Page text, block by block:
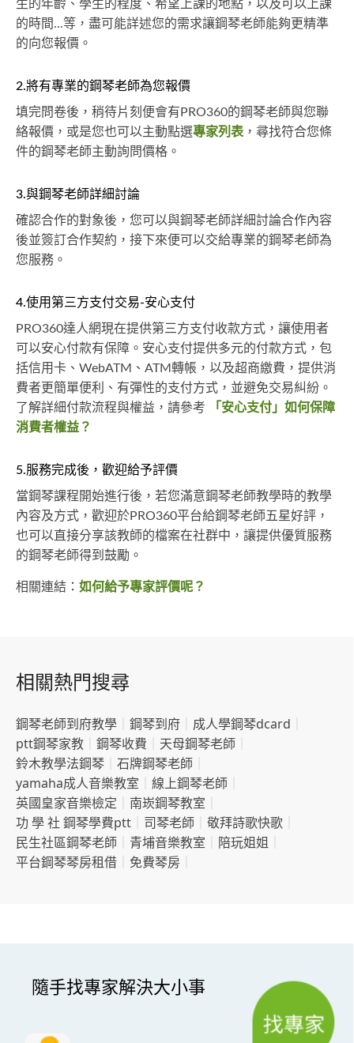
生的年齡、學生的程度、希望上課的地點，以及可以上課
的時間...等，盡可能詳述您的需求讓鋼琴老師能夠更精準
的向您報價。
2.將有專業的鋼琴老師為您報價
填完問卷後，稍待片刻便會有PRO360的鋼琴老師與您聯
絡報價，或是您也可以主動點選專家列表 ，尋找符合您條
件的鋼琴老師主動詢問價格。
3.與鋼琴老師詳細討論
確認合作的對象後，您可以與鋼琴老師詳細討論合作內容
後並簽訂合作契約，接下來便可以交給專業的鋼琴老師為
您服務。
4.使用第三方支付交易-安心支付
PRO360達人網現在提供第三方支付收款方式，讓使用者
可以安心付款有保障。安心支付提供多元的付款方式，包
括信用卡、WebATM、ATM轉帳，以及超商繳費，提供消
費者更簡單便利、有彈性的支付方式，並避免交易糾紛。
了解詳細付款流程與權益，請參考
「安心支付」如何保障
消費者權益？
5.服務完成後，歡迎給予評價
當鋼琴課程開始進行後，若您滿意鋼琴老師教學時的教學
內容及方式，歡迎於PRO360平台給鋼琴老師五星好評，
也可以直接分享該教師的檔案在社群中，讓提供優質服務
的鋼琴老師得到鼓勵。
相關連結： 如何給予專家評價呢？
相關熱門搜尋
鋼琴老師到府教學 鋼琴到府 成人學鋼琴dcard
ptt鋼琴家教
鋼琴收費 天母鋼琴老師
鈴木教學法鋼琴
石牌鋼琴老師
yamaha成人音樂教室
線上鋼琴老師
英國皇家音樂檢定
南崁鋼琴教室
功 學 社 鋼琴學費ptt
司琴老師 敬拜詩歌快歌
民生社區鋼琴老師
青埔音樂教室 陪玩姐姐
平台鋼琴琴房租借
免費琴房
隨手找專家解決大小事